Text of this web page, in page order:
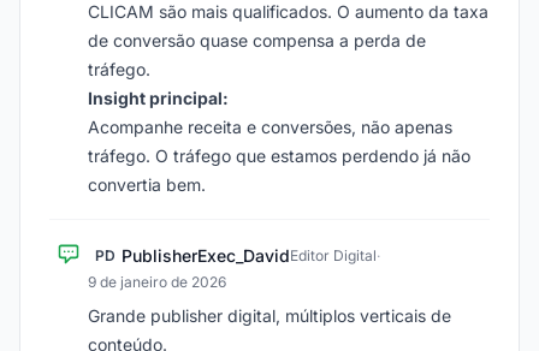
CLICAM são mais qualificados. O aumento da taxa
de conversão quase compensa a perda de
tráfego.
Insight principal:
Acompanhe receita e conversões, não apenas
tráfego. O tráfego que estamos perdendo já não
convertia bem.
PD PublisherExec_DavidEditor Digital·
9 de janeiro de 2026
Grande publisher digital, múltiplos verticais de
conteúdo.